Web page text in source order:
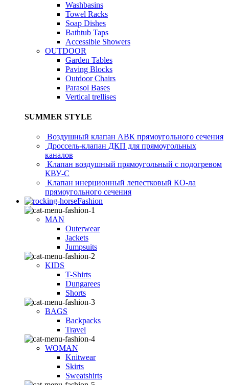
Washbasins
Towel Racks
Soap Dishes
Bathtub Taps
Accessible Showers
OUTDOOR
Garden Tables
Paving Blocks
Outdoor Chairs
Parasol Bases
Vertical trellises
SUMMER STYLE
Воздушный клапан АВК прямоугольного сечения
Дроссель-клапан ДКП для прямоугольных
каналов
Клапан воздушный прямоугольный с подогревом
КВУ-С
Клапан инерционный лепестковый КО-ла
прямоугольного сечения
Fashion
MAN
Outerwear
Jackets
Jumpsuits
KIDS
T-Shirts
Dungarees
Shorts
BAGS
Backpacks
Travel
WOMAN
Knitwear
Skirts
Sweatshirts